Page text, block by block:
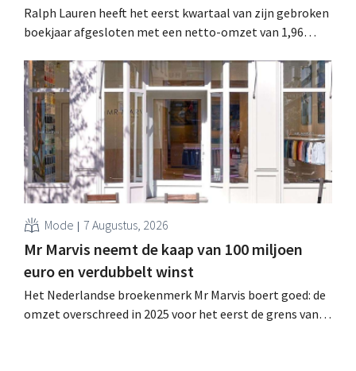
Ralph Lauren heeft het eerst kwartaal van zijn gebroken
boekjaar afgesloten met een netto-omzet van 1,96
is dan een jaar eerder. Na die beter dan verwachte start
verhoogt het bedrijf ook zijn vooruitzichten voor het
volledige boekjaar.
Mode 7 Augustus, 2026
Mr Marvis neemt de kaap van 100 miljoen
euro en verdubbelt winst
Het Nederlandse broekenmerk Mr Marvis boert goed: de
omzet overschreed in 2025 voor het eerst de grens van